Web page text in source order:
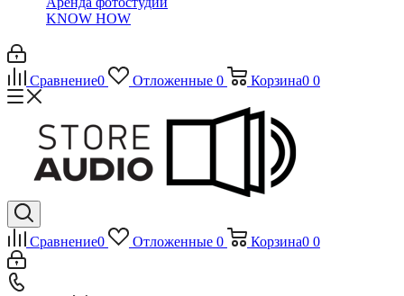
KNOW HOW
Сравнение0 Отложенные 0 Корзина0 0
Сравнение0 Отложенные 0 Корзина0 0